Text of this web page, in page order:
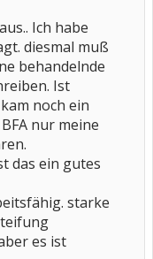
Ich habe
diesmal muß
behandelnde
Ist
noch ein
nur meine
das ein gutes
starke
es ist